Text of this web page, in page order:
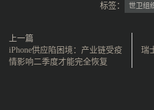
标签： 世卫组
上一篇
iPhone供应陷困境：产业链受疫
情影响二季度才能完全恢复
瑞